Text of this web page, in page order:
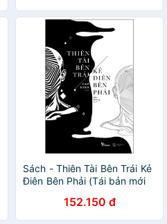
Sách - Thiên Tài Bên Trái Kẻ
Điên Bên Phải (Tái bản mới
152.150 đ